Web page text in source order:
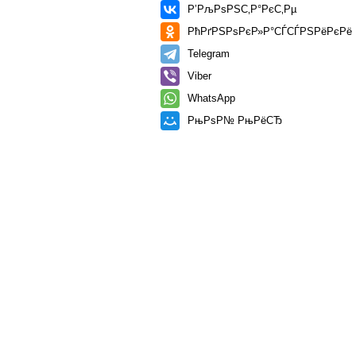
Р’РљРѕРЅС‚Р°РєС‚Рµ
РћРґРЅРѕРєР»Р°СЃСЃРЅРёРєРё
Telegram
Viber
WhatsApp
РњРѕР№ РњРёСЂ